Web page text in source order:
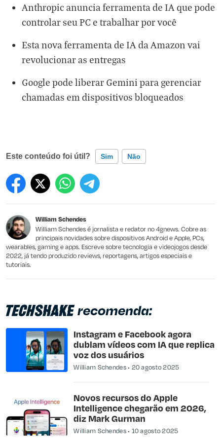
Anthropic anuncia ferramenta de IA que pode
controlar seu PC e trabalhar por você
Esta nova ferramenta de IA da Amazon vai
revolucionar as entregas
Google pode liberar Gemini para gerenciar
chamadas em dispositivos bloqueados
Este conteúdo foi útil? Sim Não
Este conteúdo contém informação incorreta
Outro
William Schendes
William Schendes é jornalista e redator no 4gnews. Cobre as
principais novidades sobre dispositivos Android e Apple, PCs,
wearables, gaming e apps. Escreve sobre tecnologia e videojogos desde
2022, já tendo produzido reviews, reportagens, artigos especiais e
tutoriais.
recomenda:
Instagram e Facebook agora
dublam vídeos com IA que replica
voz dos usuários
William Schendes 20 agosto 2025
Novos recursos do Apple
Intelligence chegarão em 2026,
diz Mark Gurman
William Schendes 10 agosto 2025